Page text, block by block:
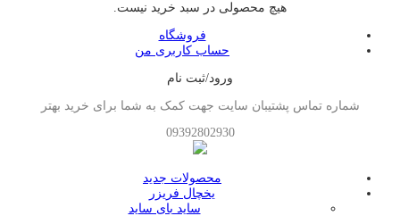
هیچ محصولی در سبد خرید نیست.
فروشگاه
حساب کاربری من
ورود/ثبت نام
شماره تماس پشتیبان سایت جهت کمک به شما برای خرید بهتر
09392802930
محصولات جدید
یخچال فریزر
ساید بای ساید